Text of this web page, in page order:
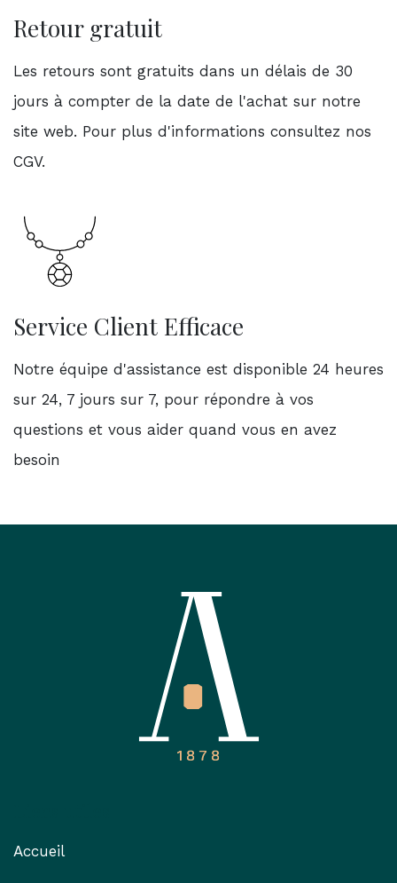
Retour gratuit
Les retours sont gratuits dans un délais de 30
jours à compter de la date de l'achat sur notre
site web. Pour plus d'informations consultez nos
CGV.
Service Client Efficace
Notre équipe d'assistance est disponible 24 heures
sur 24, 7 jours sur 7, pour répondre à vos
questions et vous aider quand vous en avez
besoin
Accueil